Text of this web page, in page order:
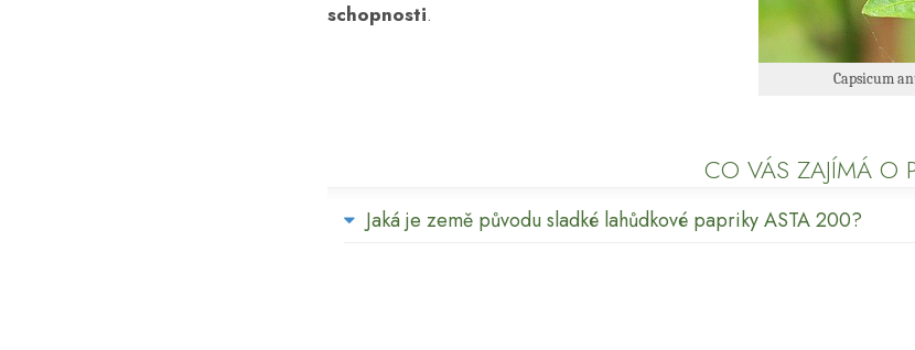
Capsicum
schopnosti.
CO VÁS ZAJÍMÁ O
Jaká je země původu sladké lahůdkové papriky ASTA 200?